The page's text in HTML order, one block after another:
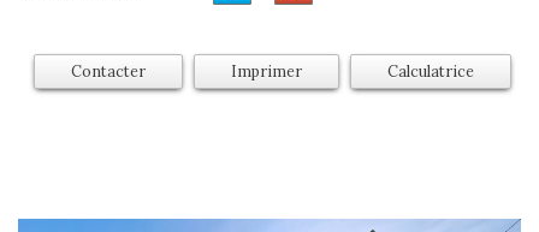
Contacter Imprimer Calculatrice